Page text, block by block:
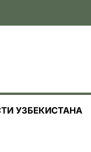
УЗБЕКИСТАНА